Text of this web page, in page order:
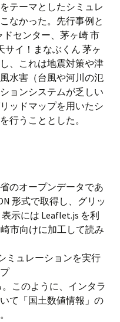
テーマとしたシミュレ
なかった。先行事例と
ドセンター、茅ヶ崎 市
サイ！まなぶくん 茅ヶ
、これは地震対策や津
水害（台風や河川の氾
ョンシステムが乏しい
ッドマップを用いたシ
行うこととした。
のオープンデータであ
形式で取得し、グリッ
示には Leaflet.js を利
市向けに加工して読み
ミュレーションを実行
このように、インタラ
て「国土数値情報」の